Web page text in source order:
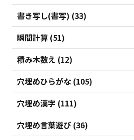
書き写し(書写) (33)
瞬間計算 (51)
積み木数え (12)
穴埋めひらがな (105)
穴埋め漢字 (111)
穴埋め言葉遊び (36)